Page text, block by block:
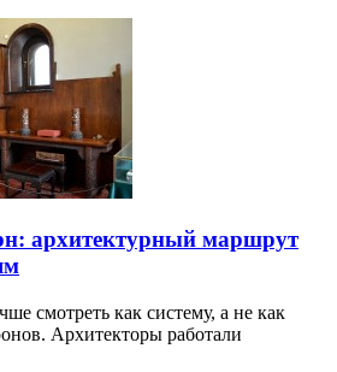
архитектурный маршрут
смотреть как систему, а не как
Архитекторы работали